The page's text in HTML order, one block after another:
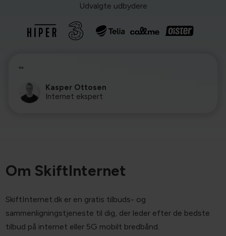
Udvalgte udbydere
""
Kasper Ottosen
Internet ekspert
Om SkiftInternet
SkiftInternet.dk er en gratis tilbuds- og
sammenligningstjeneste til dig, der leder efter de bedste
tilbud på internet eller 5G mobilt bredbånd.